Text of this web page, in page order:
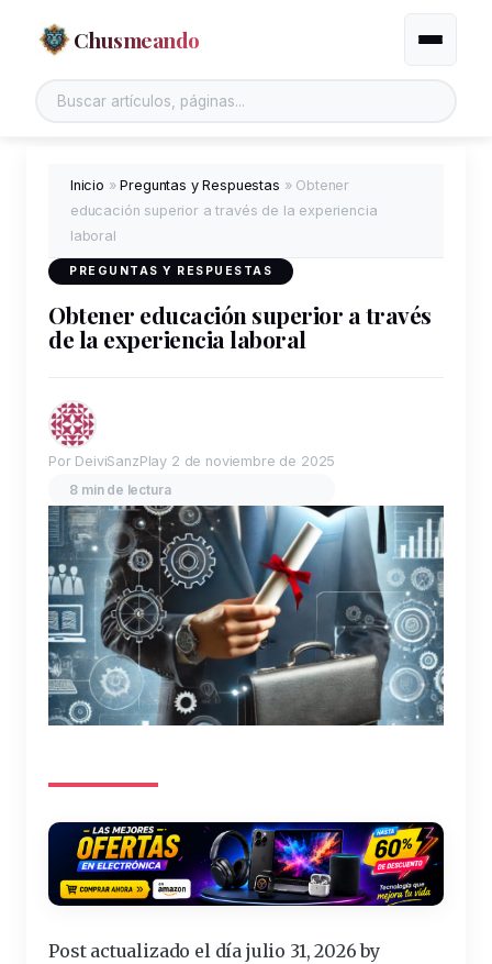
Chusmeando
Buscar en el sitio
Alternar
Inicio »Preguntas y Respuestas » Obtener
educación superior a través de la experiencia
laboral
PREGUNTAS Y RESPUESTAS
Obtener educación superior a través
de la experiencia laboral
Por DeiviSanzPlay 2 de noviembre de 2025
8 min de lectura
Post actualizado el día julio 31, 2026 by